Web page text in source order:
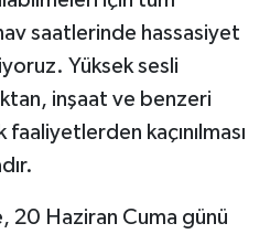
saatlerinde hassasiyet
Yüksek sesli
inşaat ve benzeri
kaçınılması
20 Haziran Cuma günü